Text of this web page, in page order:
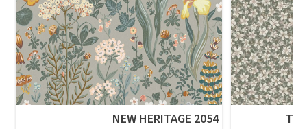
NEW HERITAGE 2054